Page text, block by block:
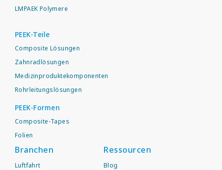
LMPAEK Polymere
PEEK-Teile
Composite Lösungen
Zahnradlösungen
Medizinproduktekomponenten
Rohrleitungslösungen
PEEK-Formen
Composite-Tapes
Folien
Branchen
Luftfahrt
Ressourcen
Blog